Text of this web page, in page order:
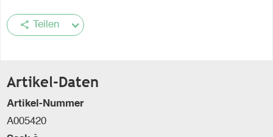
share Teilen
Artikel-Daten
Artikel-Nummer
A005420